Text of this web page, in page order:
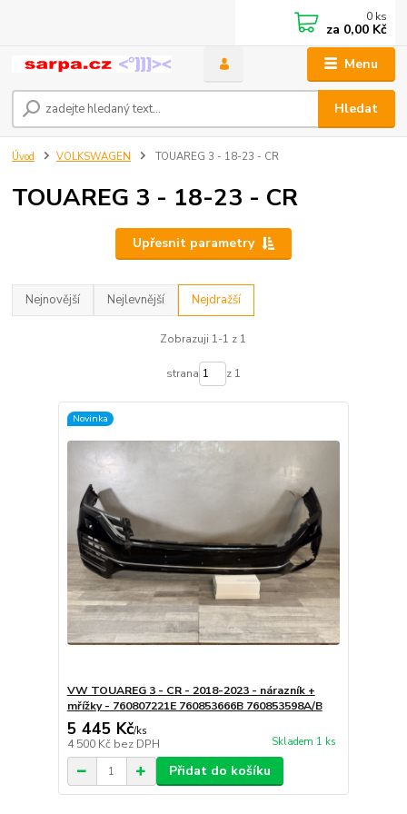
Menu
Hledat
0 ks
za 0,00 Kč
Úvod VOLKSWAGEN TOUAREG 3 - 18-23 - CR
TOUAREG 3 - 18-23 - CR
Upřesnit parametry
Nejnovější Nejlevnější Nejdražší
Zobrazuji 1-1 z 1
strana z 1
Novinka
VW TOUAREG 3 - CR - 2018-2023 - nárazník +
mřížky - 760807221E 760853666B 760853598A/B
5 445 Kč/ks
4 500 Kč bez DPH Skladem 1 ks
Přidat do košíku